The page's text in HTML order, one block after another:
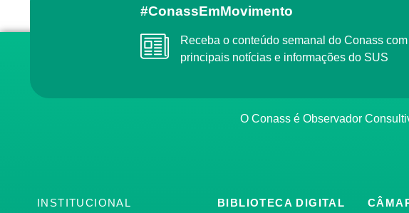
#ConassEmMovimento
Receba o conteúdo semanal do Conass com as
principais notícias e informações do SUS
O Conass é Observador
INSTITUCIONAL BIBLIOTECA DIGITAL